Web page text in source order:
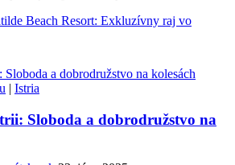
Beach Resort: Exkluzívny raj vo
| Istria
Sloboda a dobrodružstvo na